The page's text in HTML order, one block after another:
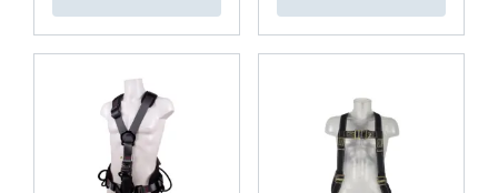
ENGLISH TRANSLATION
FRENCH
Ce site Web utilise des cookies
Nous partageons également des informations
sur votre utilisation de notre site avec nos
partenaires de publicité et d"analyse qui
peuvent les combiner avec d"autres